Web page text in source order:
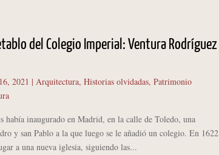
del Colegio Imperial: Ventura Rodríguez
2021 | Arquitectura, Historias olvidadas, Patrimonio
inaugurado en Madrid, en la calle de Toledo, una
y san Pablo a la que luego se le añadió un colegio. En 1622
a una nueva iglesia, siguiendo las...